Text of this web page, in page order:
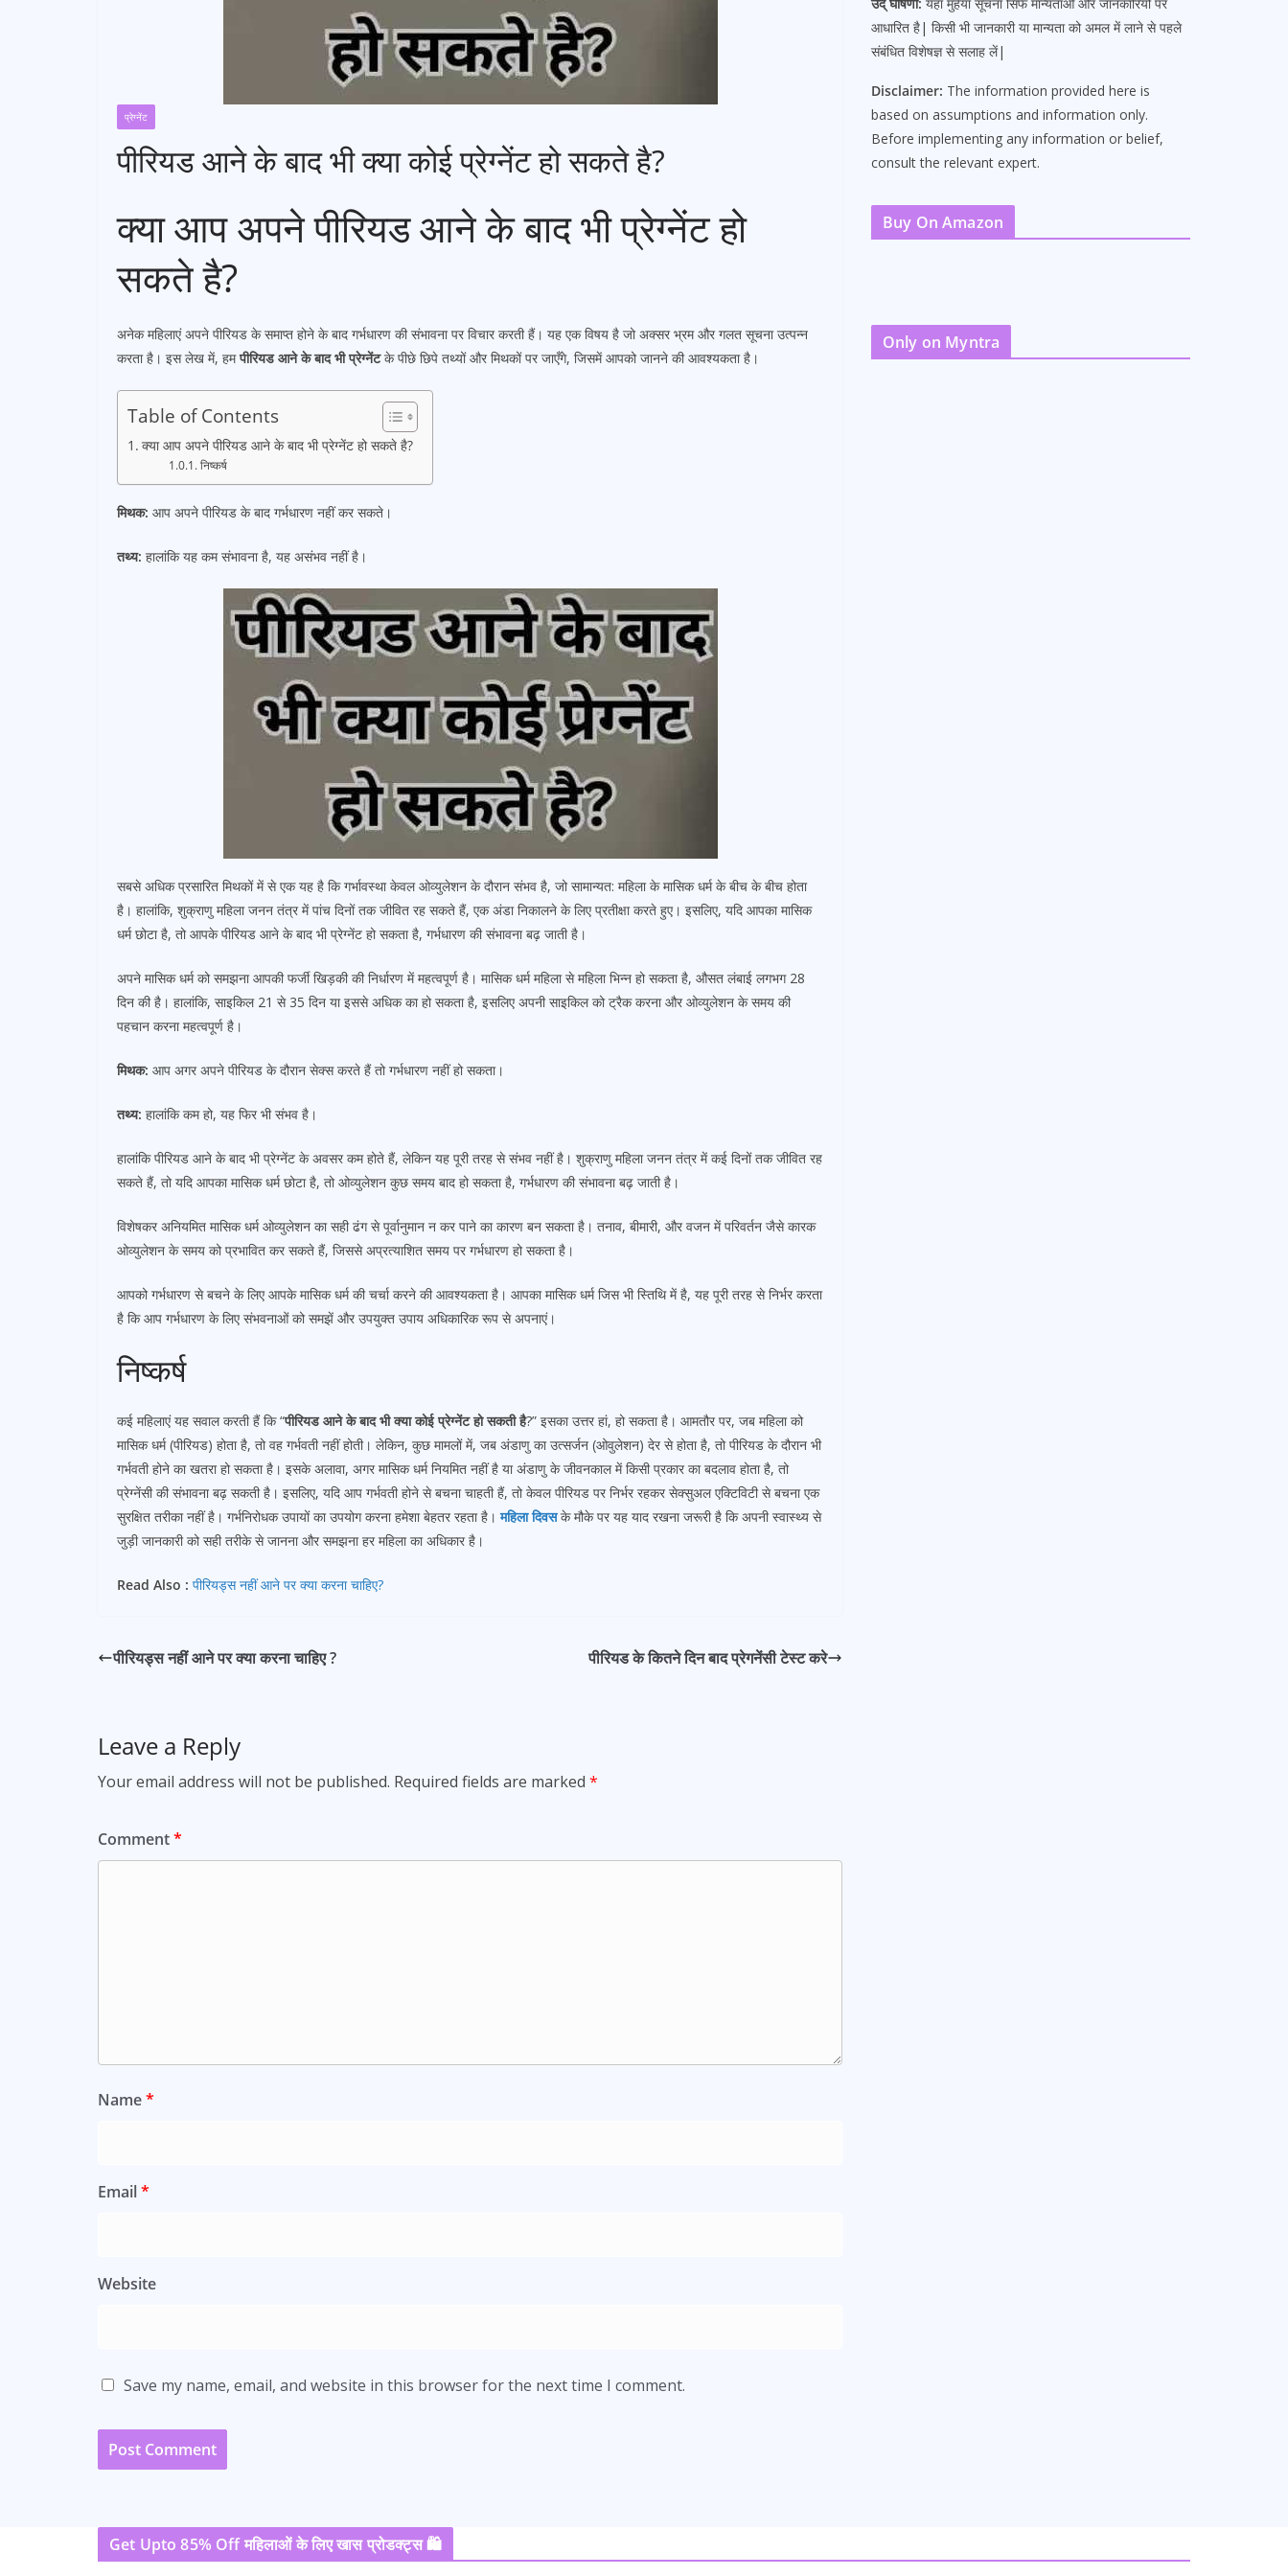
प्रेग्नेंट
पीरियड आने के बाद भी क्या कोई प्रेग्नेंट हो सकते है?
क्या आप अपने पीरियड आने के बाद भी प्रेग्नेंट हो
सकते है?
अनेक महिलाएं अपने पीरियड के समाप्त होने के बाद गर्भधारण की संभावना पर विचार करती हैं। यह एक विषय है जो अक्सर भ्रम और गलत सूचना उत्पन्न
करता है। इस लेख में, हमपीरियड आने के बाद भी प्रेग्नेंटके पीछे छिपे तथ्यों और मिथकों पर जाएँगे, जिसमें आपको जानने की आवश्यकता है।
Table of Contents
क्या आप अपने पीरियड आने के बाद भी प्रेग्नेंट हो सकते है?
निष्कर्ष
मिथक: आप अपने पीरियड के बाद गर्भधारण नहीं कर सकते।
तथ्य: हालांकि यह कम संभावना है, यह असंभव नहीं है।
सबसे अधिक प्रसारित मिथकों में से एक यह है कि गर्भावस्था केवल ओव्युलेशन के दौरान संभव है, जो सामान्यत: महिला के मासिक धर्म के बीच के बीच होता
है। हालांकि, शुक्राणु महिला जनन तंत्र में पांच दिनों तक जीवित रह सकते हैं, एक अंडा निकालने के लिए प्रतीक्षा करते हुए। इसलिए, यदि आपका मासिक
धर्म छोटा है, तो आपके पीरियड आने के बाद भी प्रेग्नेंट हो सकता है, गर्भधारण की संभावना बढ़ जाती है।
अपने मासिक धर्म को समझना आपकी फर्जी खिड़की की निर्धारण में महत्वपूर्ण है। मासिक धर्म महिला से महिला भिन्न हो सकता है, औसत लंबाई लगभग 28
दिन की है। हालांकि, साइकिल 21 से 35 दिन या इससे अधिक का हो सकता है, इसलिए अपनी साइकिल को ट्रैक करना और ओव्युलेशन के समय की
पहचान करना महत्वपूर्ण है।
मिथक: आप अगर अपने पीरियड के दौरान सेक्स करते हैं तो गर्भधारण नहीं हो सकता।
तथ्य: हालांकि कम हो, यह फिर भी संभव है।
हालांकि पीरियड आने के बाद भी प्रेग्नेंट के अवसर कम होते हैं, लेकिन यह पूरी तरह से संभव नहीं है। शुक्राणु महिला जनन तंत्र में कई दिनों तक जीवित रह
सकते हैं, तो यदि आपका मासिक धर्म छोटा है, तो ओव्युलेशन कुछ समय बाद हो सकता है, गर्भधारण की संभावना बढ़ जाती है।
विशेषकर अनियमित मासिक धर्म ओव्युलेशन का सही ढंग से पूर्वानुमान न कर पाने का कारण बन सकता है। तनाव, बीमारी, और वजन में परिवर्तन जैसे कारक
ओव्युलेशन के समय को प्रभावित कर सकते हैं, जिससे अप्रत्याशित समय पर गर्भधारण हो सकता है।
आपको गर्भधारण से बचने के लिए आपके मासिक धर्म की चर्चा करने की आवश्यकता है। आपका मासिक धर्म जिस भी स्तिथि में है, यह पूरी तरह से निर्भर करता
है कि आप गर्भधारण के लिए संभवनाओं को समझें और उपयुक्त उपाय अधिकारिक रूप से अपनाएं।
निष्कर्ष
कई महिलाएं यह सवाल करती हैं कि “पीरियड आने के बाद भी क्या कोई प्रेग्नेंट हो सकती है?” इसका उत्तर हां, हो सकता है। आमतौर पर, जब महिला को
मासिक धर्म (पीरियड) होता है, तो वह गर्भवती नहीं होती। लेकिन, कुछ मामलों में, जब अंडाणु का उत्सर्जन (ओवुलेशन) देर से होता है, तो पीरियड के दौरान भी
गर्भवती होने का खतरा हो सकता है। इसके अलावा, अगर मासिक धर्म नियमित नहीं है या अंडाणु के जीवनकाल में किसी प्रकार का बदलाव होता है, तो
प्रेग्नेंसी की संभावना बढ़ सकती है। इसलिए, यदि आप गर्भवती होने से बचना चाहती हैं, तो केवल पीरियड पर निर्भर रहकर सेक्सुअल एक्टिविटी से बचना एक
सुरक्षित तरीका नहीं है। गर्भनिरोधक उपायों का उपयोग करना हमेशा बेहतर रहता है।महिला दिवसके मौके पर यह याद रखना जरूरी है कि अपनी स्वास्थ्य से
जुड़ी जानकारी को सही तरीके से जानना और समझना हर महिला का अधिकार है।
Read Also : पीरियड्स नहीं आने पर क्या करना चाहिए?
पीरियड्स नहीं आने पर क्या करना चाहिए ? पीरियड के कितने दिन बाद प्रेगनेंसी टेस्ट करे
Leave a Reply
Your email address will not be published. Required fields are marked *
Comment*
Name*
Email*
Website
Save my name, email, and website in this browser for the next time I comment.
आधारित है| किसी भी जानकारी या मान्यता को अमल में लाने से पहले
संबंधित विशेषज्ञ से सलाह लें|
Disclaimer: The information provided here is
based on assumptions and information only.
Before implementing any information or belief,
consult the relevant expert.
Buy On Amazon
Only on Myntra
Get Upto 85% Off महिलाओं के लिए खास प्रोडक्ट्स 🛍️